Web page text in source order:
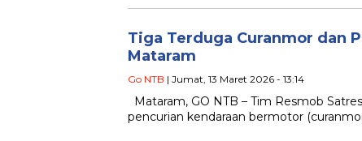
Tiga Terduga Curanmor dan
Mataram
Go NTB | Jumat, 13 Maret 2026 - 13:14
Mataram, GO NTB – Tim Resmob
pencurian kendaraan bermotor